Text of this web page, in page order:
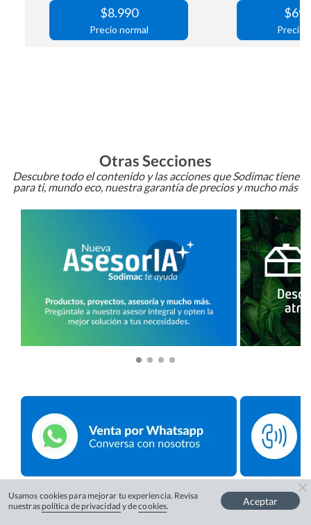
Otras Secciones
Descubre todo el contenido y las acciones que Sodimac tiene
para ti, mundo eco, nuestra garantía de precios y mucho más
Usamos cookies para mejorar tu experiencia. Revisa
nuestras política de privacidad y decookies. Aceptar